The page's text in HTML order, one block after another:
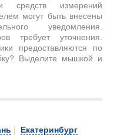
средств измерений
могут быть внесены
уведомления.
требует уточнения.
предоставляются по
Выделите мышкой и
| Екатеринбург